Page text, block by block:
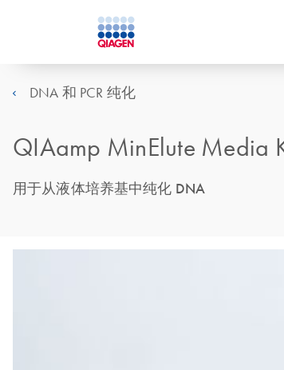
DNA 和 PCR 纯化
QIAamp MinElute Media
用于从液体培养基中纯化 DNA